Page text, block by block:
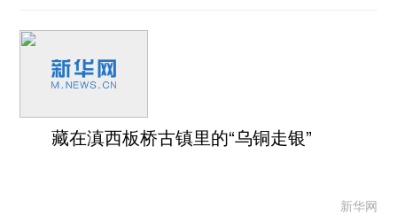
藏在滇西板桥古镇里的“乌铜走银”
新华网